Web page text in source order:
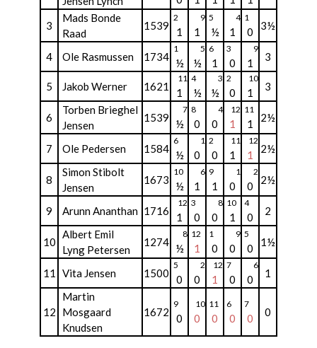
3
Mads Bonde
Raad
1539
2
1
9
1
5
½
4
1
1
0 3½
4 Ole Rasmussen 1734
1
½
5
½
6
1
3
0
9
1 3
5 Jakob Werner 1621
11
1
4
½
3
½
2
0
10
1 3
6
Torben Brieghel
Jensen
1539
7
½
8
0
4
0
12
1
11
1 2½
7 Ole Pedersen 1584
6
½
1
0
2
0
11
1
12
1 2½
8
Simon Stibolt
Jensen
1673
10
½
6
1
9
1
1
0
2
0 2½
9 Arunn Ananthan 1716
12
1
3
0
8
0
10
1
4
0 2
10
Albert Emil
Lyng Petersen
1274
8
½
12
1
1
0
9
0
5
0 1½
11 Vita Jensen 1500
5
0
2
0
12
1
7
0
6
0 1
12
Martin
Mosgaard
Knudsen
1672
9
0
10
0
11
0
6
0
7
0 0